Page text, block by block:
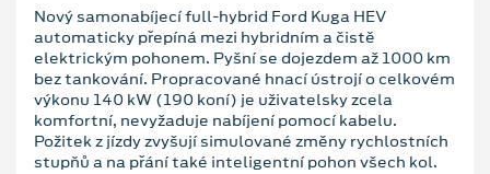
Nový samonabíjecí full-hybrid Ford Kuga HEV
automaticky přepíná mezi hybridním a čistě
elektrickým pohonem. Pyšní se dojezdem až 1000 km
bez tankování. Propracované hnací ústrojí o celkovém
výkonu 140 kW (190 koní) je uživatelsky zcela
komfortní, nevyžaduje nabíjení pomocí kabelu.
Požitek z jízdy zvyšují simulované změny rychlostních
stupňů a na přání také inteligentní pohon všech kol.